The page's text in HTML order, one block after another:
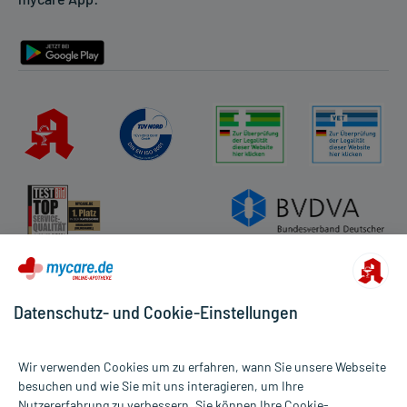
Datenschutz- und Cookie-Einstellungen
Wir verwenden Cookies um zu erfahren, wann Sie unsere Webseite
besuchen und wie Sie mit uns interagieren, um Ihre